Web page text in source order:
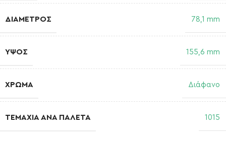
ΔΙΆΜΕΤΡΟΣ 78,1 mm
ΎΨΟΣ 155,6 mm
ΧΡΏΜΑ Διάφανο
ΤΕΜΆΧΙΑ ΑΝΆ ΠΑΛΈΤΑ 1015